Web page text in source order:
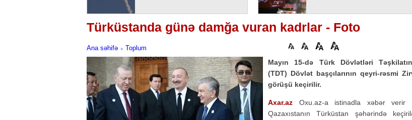
Türküstanda günə damğa vuran kadrlar - Foto
Ana səhifə Toplum
Mayın 15-də Türk Dövlətləri
(TDT) Dövlət başçılarının qeyri-rəsmi
görüşü keçirilir.
Axar.az Oxu.az-a istinadla xəbər verir
Qazaxıstanın Türküstan şəhərində